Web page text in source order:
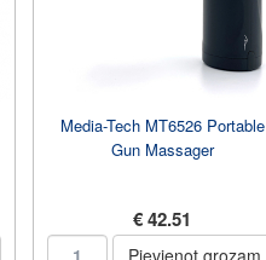
Media-Tech MT6526 Portable
Gun Massager
€ 42.51
Pievienot grozam